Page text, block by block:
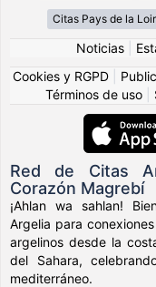
Citas Pays de la
Noticias
Cookies y RGPD
Términos de uso
Red de Citas
Corazón Magrebí
¡Ahlan wa sahlan!
Argelia para
argelinos desde la
del Sahara,
mediterráneo.